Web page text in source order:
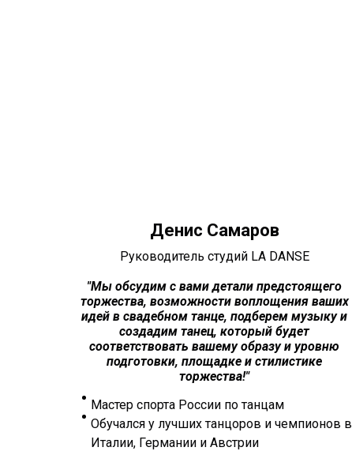
Денис Самаров
Руководитель студий LA DANSE
"Мы обсудим с вами детали предстоящего
торжества, возможности воплощения ваших
идей в свадебном танце, подберем музыку и
создадим танец, который будет
соответствовать вашему образу и уровню
подготовки, площадке и стилистике
торжества!"
Мастер спорта России по танцам
Обучался у лучших танцоров и чемпионов в
Италии, Германии и Австрии